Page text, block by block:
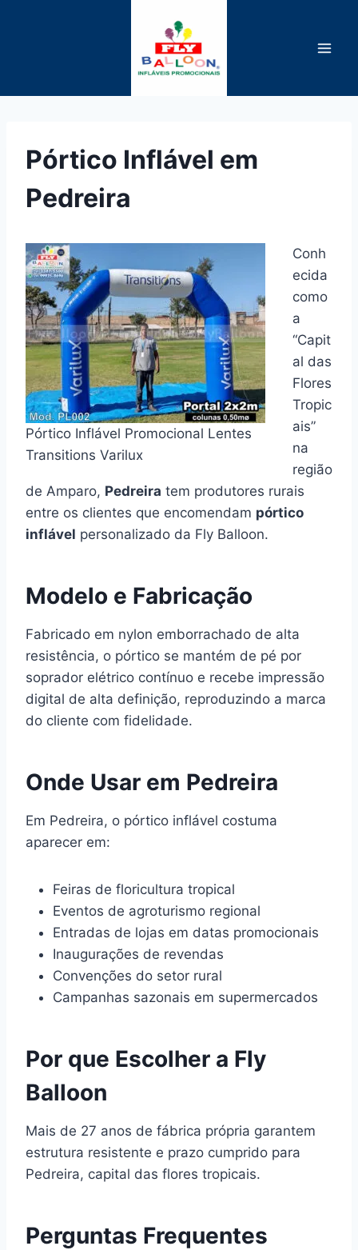
Pórtico Inflável em
Pedreira
Pórtico Inflável Promocional Lentes
Transitions Varilux
Conh
ecida
como
a
“Capit
al das
Flores
Tropic
ais”
na
região
de Amparo, Pedreira tem produtores rurais
entre os clientes que encomendam pórtico
inflável personalizado da Fly Balloon.
Modelo e Fabricação
Fabricado em nylon emborrachado de alta
resistência, o pórtico se mantém de pé por
soprador elétrico contínuo e recebe impressão
digital de alta definição, reproduzindo a marca
do cliente com fidelidade.
Onde Usar em Pedreira
Em Pedreira, o pórtico inflável costuma
aparecer em:
Feiras de floricultura tropical
Eventos de agroturismo regional
Entradas de lojas em datas promocionais
Inaugurações de revendas
Convenções do setor rural
Campanhas sazonais em supermercados
Por que Escolher a Fly
Balloon
Mais de 27 anos de fábrica própria garantem
estrutura resistente e prazo cumprido para
Pedreira, capital das flores tropicais.
Perguntas Frequentes